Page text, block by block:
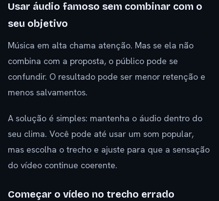
Usar áudio famoso sem combinar com o
seu objetivo
Música em alta chama atenção. Mas se ela não
combina com a proposta, o público pode se
confundir. O resultado pode ser menor retenção e
menos salvamentos.
A solução é simples: mantenha o áudio dentro do
seu clima. Você pode até usar um som popular,
mas escolha o trecho e ajuste para que a sensação
do vídeo continue coerente.
Começar o vídeo no trecho errado